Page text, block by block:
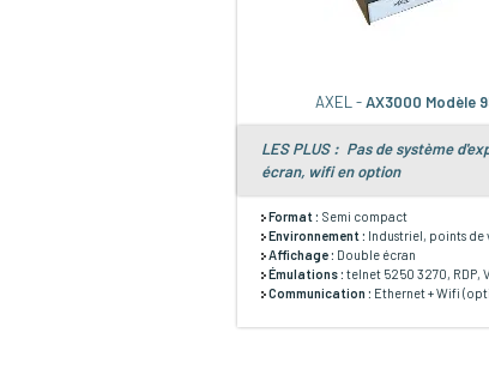
AXEL -AX3000 Modèle
LES PLUS : Pas de système
écran, wifi en option
Format : Semi compact
Environnement : Industriel, points de
Affichage : Double écran
Émulations : telnet 5250 3270, RDP,
Communication : Ethernet + Wifi